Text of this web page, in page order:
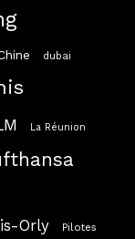
dubai
La Réunion
Orly Pilotes